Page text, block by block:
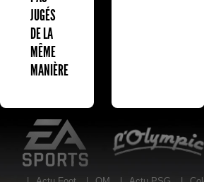
JUGÉS
DE LA
MÊME
MANIÈRE
EA Sports